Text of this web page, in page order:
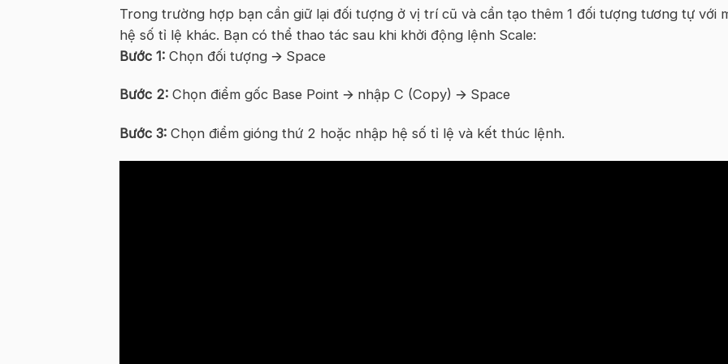
Trong trường hợp bạn cần giữ lại đối tượng ở vị trí cũ và cần tạo thêm 1 đối tượng tương tự với
hệ số tỉ lệ khác. Bạn có thể thao tác sau khi khởi động lệnh Scale:
Bước 1: Chọn đối tượng 🡪 Space
Bước 2: Chọn điểm gốc Base Point 🡪 nhập C (Copy) 🡪 Space
Bước 3: Chọn điểm gióng thứ 2 hoặc nhập hệ số tỉ lệ và kết thúc lệnh.